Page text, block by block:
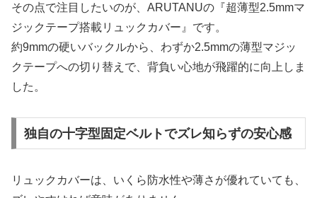
その点で注目したいのが、ARUTANUの『超薄型2.5mmマ
ジックテープ搭載リュックカバー』です。
約9mmの硬いバックルから、わずか2.5mmの薄型マジッ
クテープへの切り替えで、背負い心地が飛躍的に向上しま
した。
独自の十字型固定ベルトでズレ知らずの安心感
リュックカバーは、いくら防水性や薄さが優れていても、